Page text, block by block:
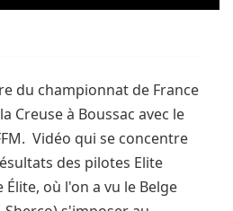
du championnat de France
Creuse à Boussac avec le
Vidéo qui se concentre
des pilotes Elite
Élite, où l'on a vu le Belge